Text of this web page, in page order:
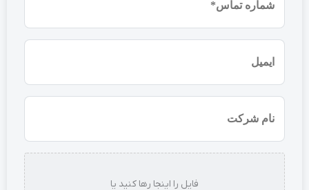
(ضروری)
موبایل
(ضروری)
شرکت
استعلام
فایل را اینجا رها کنید یا